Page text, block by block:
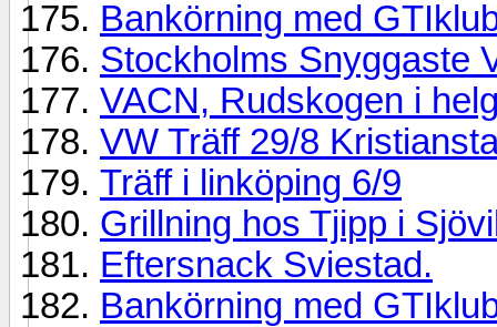
Bankörning med
Stockholms Snyggaste
VACN, Rudskogen i
VW Träff 29/8
Träff i linköping 6/9
Grillning hos Tjipp i
Eftersnack Sviestad.
Bankörning med